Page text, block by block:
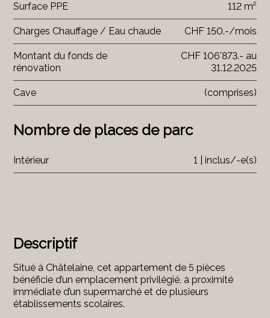
Descriptif
Situé à Châtelaine, cet appartement de 5 pièces
bénéficie d’un emplacement privilégié, à proximité
immédiate d’un supermarché et de plusieurs
établissements scolaires.
Surface PPE 112 m²
Charges Chauffage / Eau chaude CHF 150.-/mois
Montant du fonds de
rénovation
CHF 106'873.- au
31.12.2025
Cave (comprises)
Nombre de places de parc
Intérieur 1 | inclus/-e(s)